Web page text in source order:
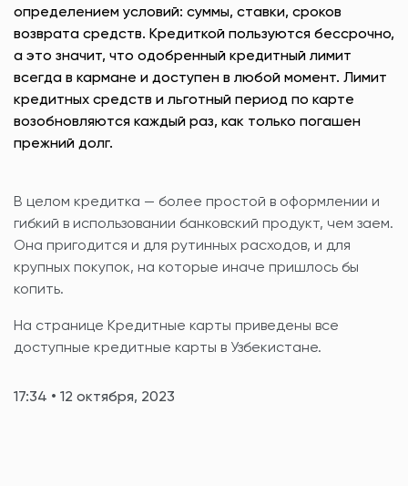
определением условий: суммы, ставки, сроков
возврата средств. Кредиткой пользуются бессрочно,
а это значит, что одобренный кредитный лимит
всегда в кармане и доступен в любой момент. Лимит
кредитных средств и льготный период по карте
возобновляются каждый раз, как только погашен
прежний долг.
В целом кредитка — более простой в оформлении и
гибкий в использовании банковский продукт, чем заем.
Она пригодится и для рутинных расходов, и для
крупных покупок, на которые иначе пришлось бы
копить.
На странице Кредитные карты приведены все
доступные кредитные карты в Узбекистане.
17:34 • 12 октября, 2023